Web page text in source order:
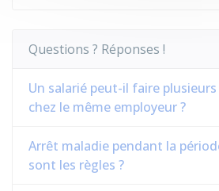
Questions ? Réponses !
Un salarié peut-il faire
chez le même employeur ?
Arrêt maladie pendant la
sont les règles ?